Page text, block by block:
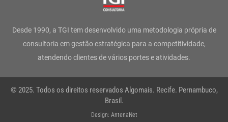
g
r
a
m
o
o
k
-
e
r
d
i
n
b
e
a
p
Desde 1990, a TGI tem desenvolvido uma metodologia própria de
consultoria em gestão estratégica para a competitividade,
atendendo clientes de vários portes e atividades.
© 2025. Todos os direitos reservados Algomais. Recife. Pernambuco,
Brasil.
Design: AntenaNet